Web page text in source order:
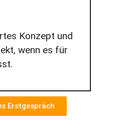
Konzept und
wenn es für
Erstgespräch